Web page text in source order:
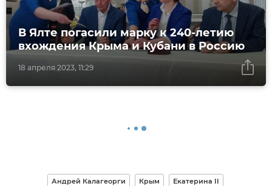
18 апреля 2023, 11:29
В Ялте погасили марку к 240-летию
вхождения Крыма и Кубани в Россию
Андрей Калагеорги Крым Екатерина II